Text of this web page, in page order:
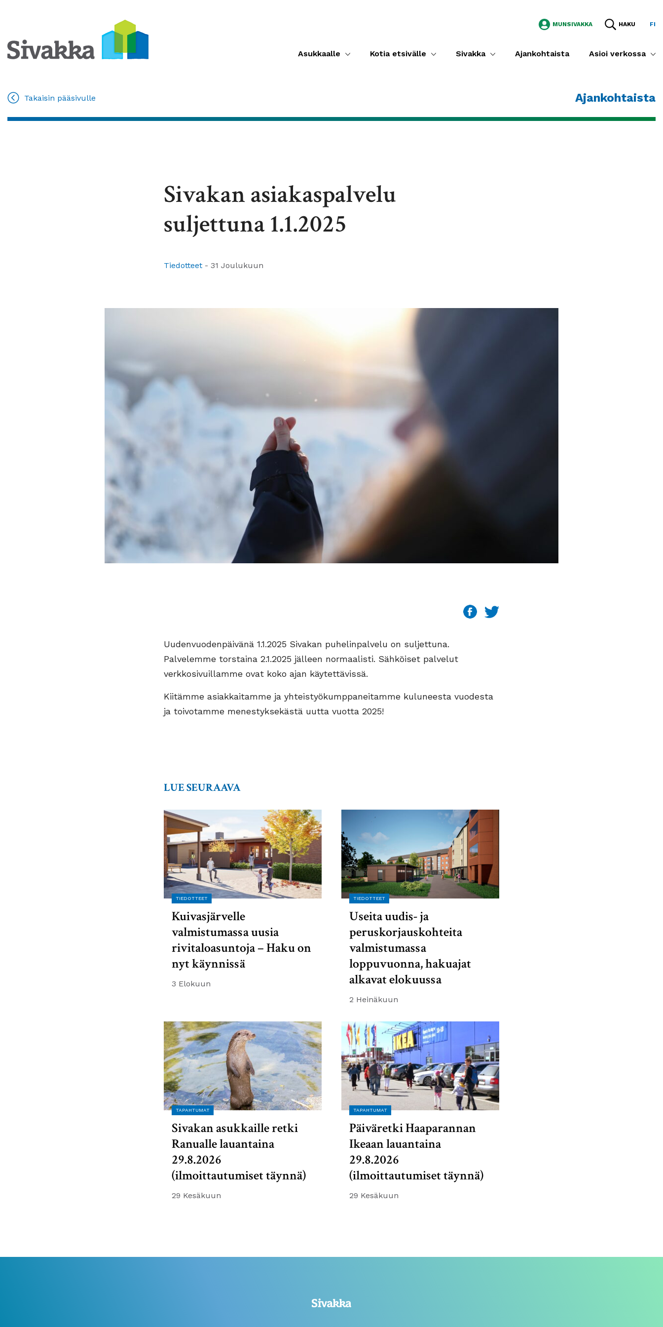
MUNSIVAKKA HAKU FI
Asukkaalle Kotia etsivälle Sivakka Ajankohtaista Asioi verkossa
Takaisin pääsivulle Ajankohtaista
Sivakan asiakaspalvelu
suljettuna 1.1.2025
Tiedotteet - 31 Joulukuun
Uudenvuodenpäivänä 1.1.2025 Sivakan puhelinpalvelu on suljettuna.
Palvelemme torstaina 2.1.2025 jälleen normaalisti. Sähköiset palvelut
verkkosivuillamme ovat koko ajan käytettävissä.
Kiitämme asiakkaitamme ja yhteistyökumppaneitamme kuluneesta vuodesta
ja toivotamme menestyksekästä uutta vuotta 2025!
LUE SEURAAVA
TIEDOTTEET
Kuivasjärvelle
valmistumassa uusia
rivitaloasuntoja – Haku on
nyt käynnissä
3 Elokuun
TIEDOTTEET
Useita uudis- ja
peruskorjauskohteita
valmistumassa
loppuvuonna, hakuajat
alkavat elokuussa
2 Heinäkuun
TAPAHTUMAT
Sivakan asukkaille retki
Ranualle lauantaina
29.8.2026
(ilmoittautumiset täynnä)
29 Kesäkuun
TAPAHTUMAT
Päiväretki Haaparannan
Ikeaan lauantaina
29.8.2026
(ilmoittautumiset täynnä)
29 Kesäkuun